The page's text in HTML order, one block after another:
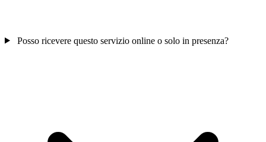
Posso ricevere questo servizio online o solo in presenza?